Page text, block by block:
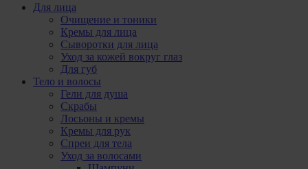
Для лица
Очищение и тоники
Кремы для лица
Сыворотки для лица
Уход за кожей вокруг глаз
Для губ
Тело и волосы
Гели для душа
Скрабы
Лосьоны и кремы
Кремы для рук
Спреи для тела
Уход за волосами